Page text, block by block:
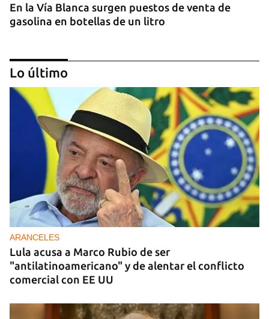
En la Vía Blanca surgen puestos de venta de
gasolina en botellas de un litro
DONACIONES
China entrega otros 5.000 sistemas fotovoltaicos
para zonas rurales de Cuba
Lo último
ARANCELES
Lula acusa a Marco Rubio de ser
"antilatinoamericano" y de alentar el conflicto
comercial con EE UU